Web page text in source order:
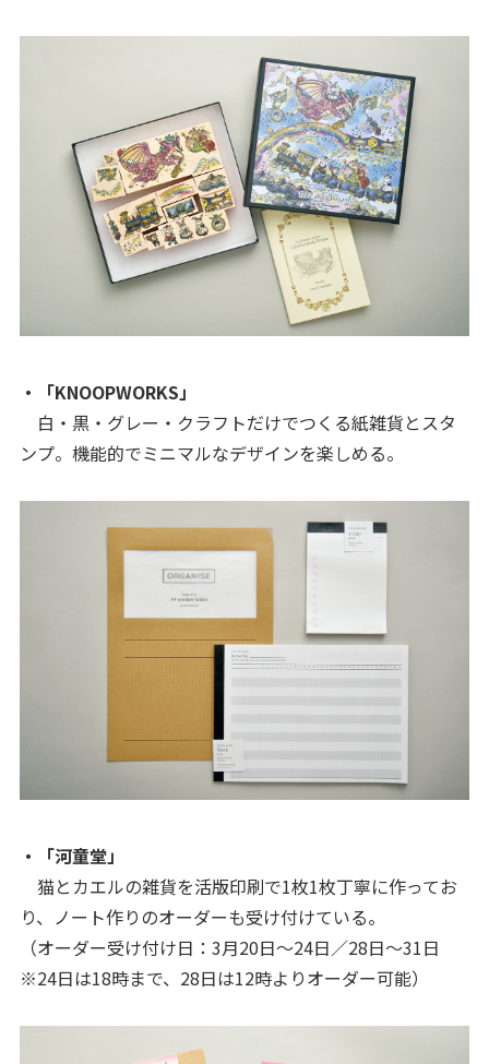
・「KNOOPWORKS」
白・黒・グレー・クラフトだけでつくる紙雑貨とスタ
ンプ。機能的でミニマルなデザインを楽しめる。
・「河童堂」
猫とカエルの雑貨を活版印刷で1枚1枚丁寧に作ってお
り、ノート作りのオーダーも受け付けている。
（オーダー受け付け日：3月20日～24日／28日～31日
※24日は18時まで、28日は12時よりオーダー可能）